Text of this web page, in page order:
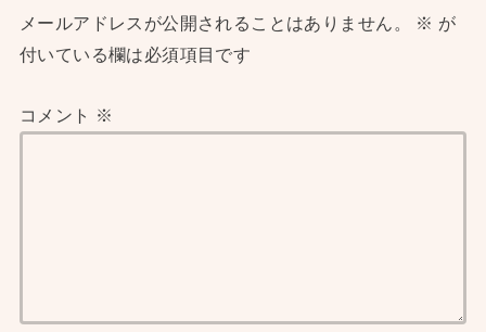
メールアドレスが公開されることはありません。 ※ が
付いている欄は必須項目です
コメント ※